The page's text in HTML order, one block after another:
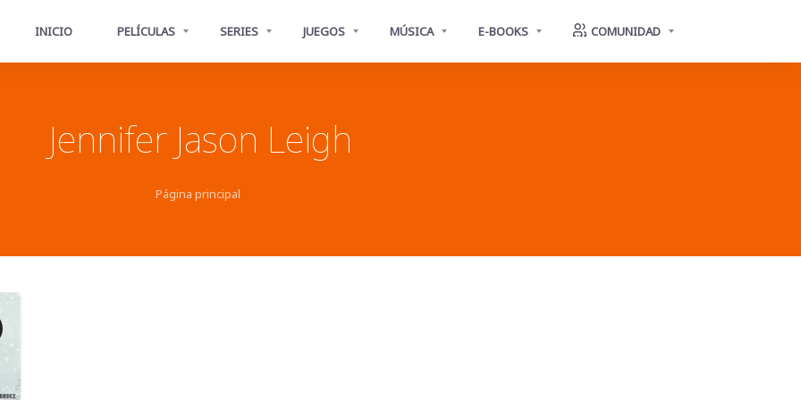
INICIO PELÍCULAS SERIES JUEGOS MÚSICA E-BOOKS COMUNIDAD
Jennifer Jason Leigh
Página principal